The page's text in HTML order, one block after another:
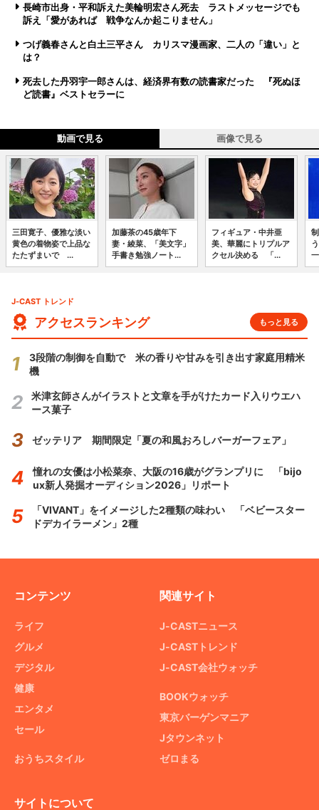
長崎市出身・平和訴えた美輪明宏さん死去 ラストメッセージでも
訴え「愛があれば 戦争なんか起こりません」
つげ義春さんと白土三平さん カリスマ漫画家、二人の「違い」と
は？
死去した丹羽宇一郎さんは、経済界有数の読書家だった 『死ぬほ
ど読書』ベストセラーに
動画で見る 画像で見る
三田寛子、優雅な淡い
黄色の着物姿で上品な
たたずまいで ...
加藤茶の45歳年下
妻・綾菜、「美文字」
手書き勉強ノート...
フィギュア・中井亜
美、華麗にトリプルア
クセル決める 「...
J-CAST トレンド
アクセスランキング もっと見る
3段階の制御を自動で 米の香りや甘みを引き出す家庭用精米
機
米津玄師さんがイラストと文章を手がけたカード入りウエハ
ース菓子
ゼッテリア 期間限定「夏の和風おろしバーガーフェア」
憧れの女優は小松菜奈、大阪の16歳がグランプリに 「bijo
ux新人発掘オーディション2026」リポート
「VIVANT」をイメージした2種類の味わい 「ベビースター
ドデカイラーメン」2種
コンテンツ
ライフ
グルメ
デジタル
健康
エンタメ
セール
おうちスタイル
関連サイト
J-CASTニュース
J-CASTトレンド
J-CAST会社ウォッチ
BOOKウォッチ
東京バーゲンマニア
Jタウンネット
ゼロまる
サイトについて